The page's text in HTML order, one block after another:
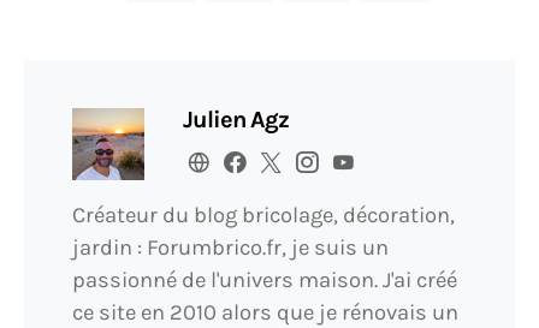
Julien Agz
Créateur du blog bricolage, décoration,
jardin : Forumbrico.fr, je suis un
passionné de l'univers maison. J'ai créé
ce site en 2010 alors que je rénovais un